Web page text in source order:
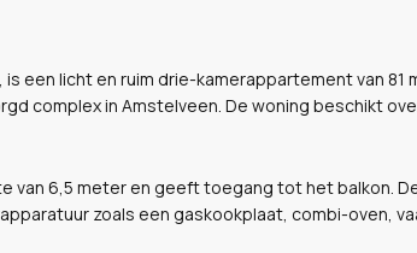
een licht en ruim drie-kamerappartement van 81
complex in Amstelveen. De woning beschikt
van 6,5 meter en geeft toegang tot het balkon.
zoals een gaskookplaat, combi-oven,